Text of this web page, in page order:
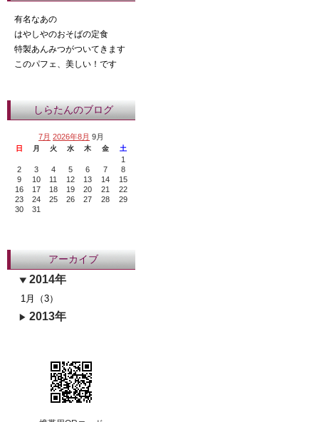
有名なあの
はやしやのおそばの定食
特製あんみつがついてきます
このパフェ、美しい！です
しらたんのブログ
7月 2026年8月 9月
日 月 火 水 木 金 土
1
2
3 4 5 6 7
8
9
10 11 12 13 14
15
16
17 18 19 20 21
22
23
24 25 26 27 28
29
30
31
アーカイブ
2014年
1月（3）
2013年